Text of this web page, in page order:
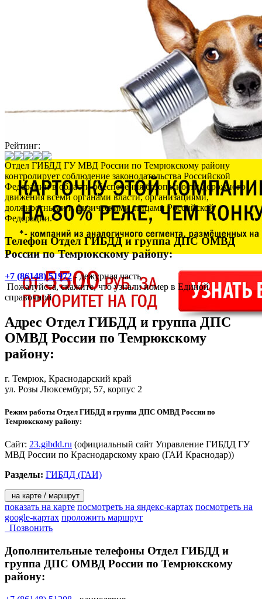
Рейтинг:
Отдел ГИБДД ГУ МВД России по Темрюкскому району
контролирует соблюдение законодательства Российской
Федерации в области обеспечения безопасности дорожного
движения всеми органами власти, организациями,
должностными и физическими лицами Российской
Федерации.
Телефон Отдел ГИБДД и группа ДПС ОМВД
России по Темрюкскому району:
+7 (86148) 51972- дежурная часть
Пожалуйста, скажите, что узнали номер в Единой
справочной
Адрес Отдел ГИБДД и группа ДПС
ОМВД России по Темрюкскому
району:
г. Темрюк, Краснодарский край
ул. Розы Люксембург, 57, корпус 2
Режим работы Отдел ГИБДД и группа ДПС ОМВД России по
Темрюкскому району:
Сайт: 23.gibdd.ru (официальный сайт Управление ГИБДД ГУ
МВД России по Краснодарскому краю (ГАИ Краснодар))
Разделы: ГИБДД (ГАИ)
на карте / маршрут
показать на карте посмотреть на яндекс-картах посмотреть на
google-картах проложить маршрут
Позвонить
Дополнительные телефоны Отдел ГИБДД и
группа ДПС ОМВД России по Темрюкскому
району: